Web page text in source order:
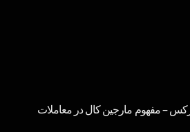
– مفهوم مارجین کال در معاملات